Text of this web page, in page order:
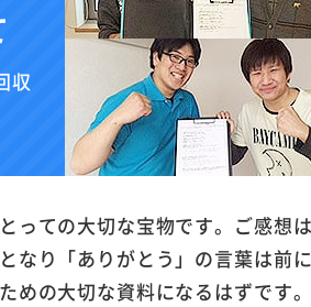
収
っての大切な宝物です。ご感想
なり「ありがとう」の言葉は前
めの大切な資料になるはずです